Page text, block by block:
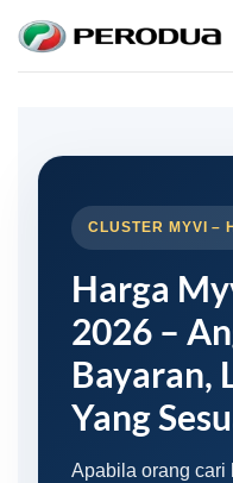
content
CLUSTER MYVI –
Harga
2026 –
Bayaran,
Yang
Apabila orang cari